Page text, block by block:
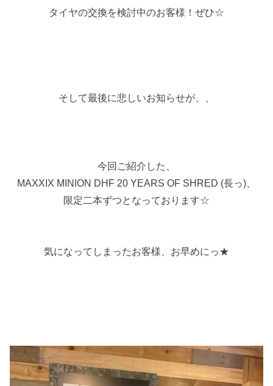
タイヤの交換を検討中のお客様！ぜひ☆
そして最後に悲しいお知らせが、、
今回ご紹介した、
MAXXIX MINION DHF 20 YEARS OF SHRED (長っ)、
限定二本ずつとなっております☆
気になってしまったお客様、お早めにっ★